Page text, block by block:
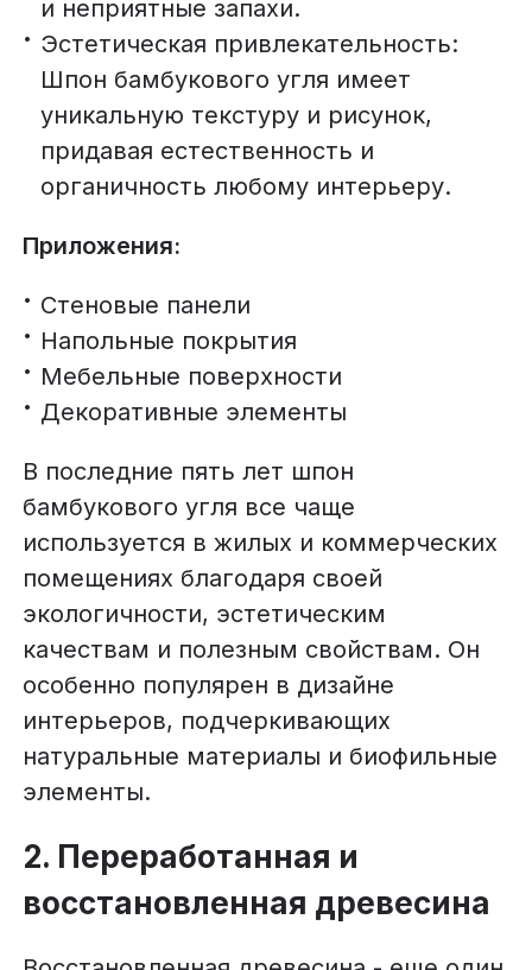
и неприятные запахи.
Эстетическая привлекательность:
Шпон бамбукового угля имеет
уникальную текстуру и рисунок,
придавая естественность и
органичность любому интерьеру.
Приложения:
Стеновые панели
Напольные покрытия
Мебельные поверхности
Декоративные элементы
В последние пять лет шпон
бамбукового угля все чаще
используется в жилых и коммерческих
помещениях благодаря своей
экологичности, эстетическим
качествам и полезным свойствам. Он
особенно популярен в дизайне
интерьеров, подчеркивающих
натуральные материалы и биофильные
элементы.
2. Переработанная и
восстановленная древесина